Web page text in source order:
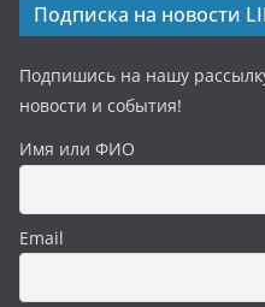
Подписка на новости
Подпишись на нашу
новости и события!
Имя или ФИО
Email